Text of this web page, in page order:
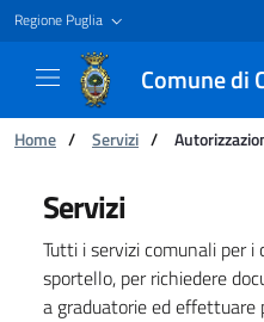
Regione Puglia
Comune di
Ti trovi in:
Home / Servizi /
Elenco servizi -
Servizi
Tutti i servizi comunali per
sportello, per richiedere
a graduatorie ed effettuare